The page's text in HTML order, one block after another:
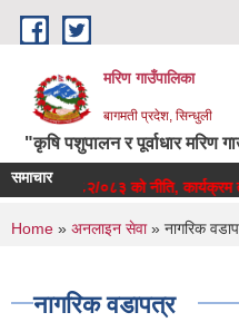
Skip to main content
मरिण गाउँपालिका
बागमती प्रदेश, सिन्धुली
"कृषि पशुपालन र पूर्वाधार
समाचार
आ.व. २०८२/०८३ को नीति, कार्यक्रम
You are here
Home » अनलाइन सेवा» नागरिक
नागरिक वडापत्र